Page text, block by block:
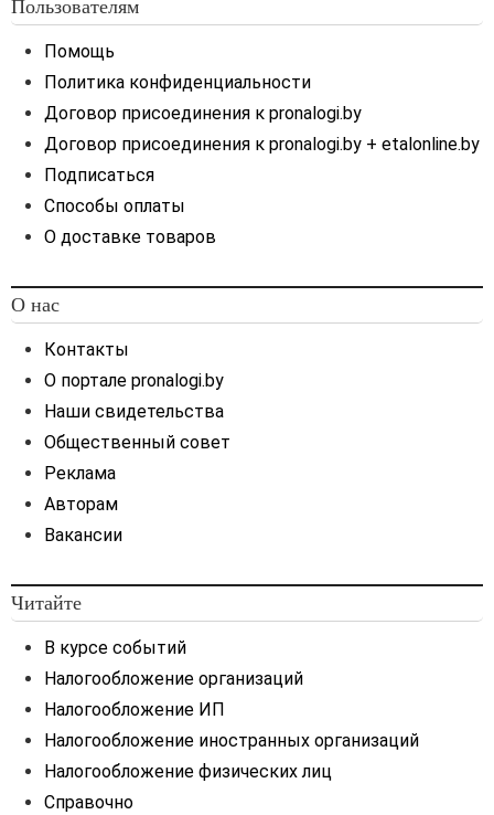
Пользователям
Помощь
Политика конфиденциальности
Договор присоединения к pronalogi.by
Договор присоединения к pronalogi.by + etalonline.by
Подписаться
Способы оплаты
О доставке товаров
О нас
Контакты
О портале pronalogi.by
Наши свидетельства
Общественный совет
Реклама
Авторам
Вакансии
Читайте
В курсе событий
Налогообложение организаций
Налогообложение ИП
Налогообложение иностранных организаций
Налогообложение физических лиц
Справочно